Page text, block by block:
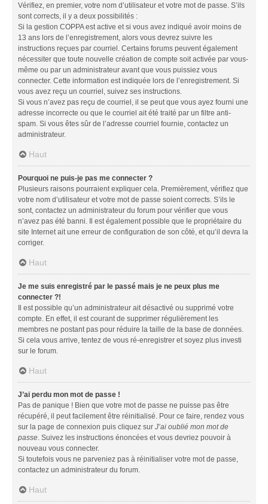
Vérifiez, en premier, votre nom d’utilisateur et votre mot de passe. S’ils
sont corrects, il y a deux possibilités :
Si la gestion COPPA est active et si vous avez indiqué avoir moins de
13 ans lors de l’enregistrement, alors vous devrez suivre les
instructions reçues par courriel. Certains forums peuvent également
nécessiter que toute nouvelle création de compte soit activée par vous-
même ou par un administrateur avant que vous puissiez vous
connecter. Cette information est indiquée lors de l’enregistrement. Si
vous avez reçu un courriel, suivez ses instructions.
Si vous n’avez pas reçu de courriel, il se peut que vous ayez fourni une
adresse incorrecte ou que le courriel ait été traité par un filtre anti-
spam. Si vous êtes sûr de l’adresse courriel fournie, contactez un
administrateur.
Haut
Pourquoi ne puis-je pas me connecter ?
Plusieurs raisons pourraient expliquer cela. Premièrement, vérifiez que
votre nom d’utilisateur et votre mot de passe soient corrects. S’ils le
sont, contactez un administrateur du forum pour vérifier que vous
n’avez pas été banni. Il est également possible que le propriétaire du
site Internet ait une erreur de configuration de son côté, et qu’il devra la
corriger.
Haut
Je me suis enregistré par le passé mais je ne peux plus me
connecter ?!
Il est possible qu’un administrateur ait désactivé ou supprimé votre
compte. En effet, il est courant de supprimer régulièrement les
membres ne postant pas pour réduire la taille de la base de données.
Si cela vous arrive, tentez de vous ré-enregistrer et soyez plus investi
sur le forum.
Haut
J’ai perdu mon mot de passe !
Pas de panique ! Bien que votre mot de passe ne puisse pas être
récupéré, il peut facilement être réinitialisé. Pour ce faire, rendez vous
sur la page de connexion puis cliquez sur J’ai oublié mon mot de
passe . Suivez les instructions énoncées et vous devriez pouvoir à
nouveau vous connecter.
Si toutefois vous ne parveniez pas à réinitialiser votre mot de passe,
contactez un administrateur du forum.
Haut